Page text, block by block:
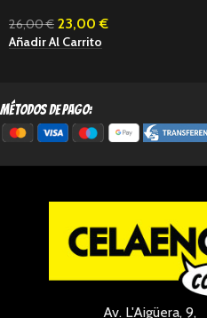
26,00€ 23,00€
Añadir Al Carrito
métodos de pago:
Av. L'Aigüera, 9,